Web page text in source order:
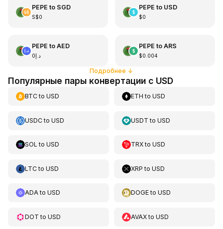
PEPE to SGD
S$0
PEPE to USD
$0
PEPE to AED
د.إ0
PEPE to ARS
$0.004
Подробнее ↓
Популярные пары конвертации с USD
BTCto USD ETH toUSD
USDCto USD USDT toUSD
SOL to USD TRXtoUSD
LTCto USD XRP toUSD
ADAto USD DOGEtoUSD
DOT to USD AVAXtoUSD